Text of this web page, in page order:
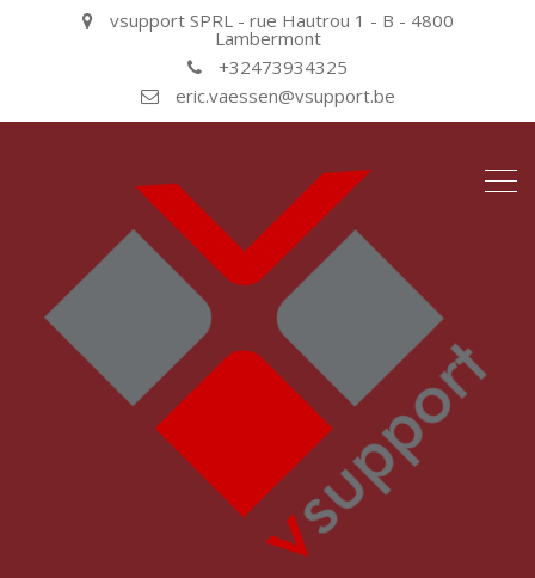
vsupport SPRL - rue Hautrou 1 - B - 4800
Lambermont
+32473934325
eric.vaessen@vsupport.be